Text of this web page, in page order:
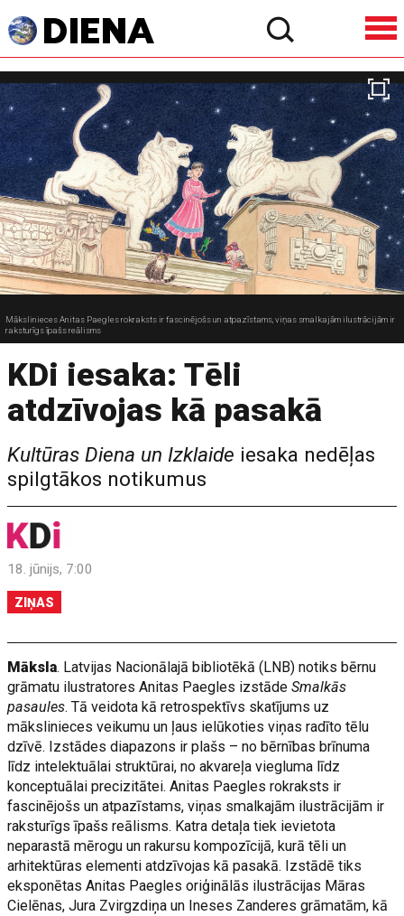
Mākslinieces Anitas Paegles rokraksts ir fascinējošs un atpazīstams, viņas smalkajām ilustrācijām ir
raksturīgs īpašs reālisms
KDi iesaka: Tēli
atdzīvojas kā pasakā
Kultūras Diena un Izklaide iesaka nedēļas
spilgtākos notikumus
18. jūnijs, 7:00
ZIŅAS
Māksla. Latvijas Nacionālajā bibliotēkā (LNB) notiks bērnu
grāmatu ilustratores Anitas Paegles izstādeSmalkās
pasaules. Tā veidota kā retrospektīvs skatījums uz
mākslinieces veikumu un ļaus ielūkoties viņas radīto tēlu
dzīvē. Izstādes diapazons ir plašs – no bērnības brīnuma
līdz intelektuālai struktūrai, no akvareļa viegluma līdz
konceptuālai precizitātei. Anitas Paegles rokraksts ir
fascinējošs un atpazīstams, viņas smalkajām ilustrācijām ir
raksturīgs īpašs reālisms. Katra detaļa tiek ievietota
neparastā mērogu un rakursu kompozīcijā, kurā tēli un
arhitektūras elementi atdzīvojas kā pasakā. Izstādē tiks
eksponētas Anitas Paegles oriģinālās ilustrācijas Māras
Cielēnas, Jura Zvirgzdiņa un Ineses Zanderes grāmatām, kā